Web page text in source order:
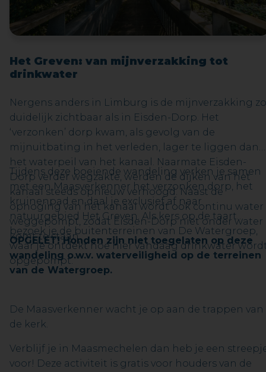
Het Greven: van mijnverzakking tot
drinkwater
Nergens anders in Limburg is de mijnverzakking zo
duidelijk zichtbaar als in Eisden-Dorp. Het
‘verzonken’ dorp kwam, als gevolg van de
mijnuitbating in het verleden, lager te liggen dan
het waterpeil van het kanaal. Naarmate Eisden-
Dorp verder wegzakte, werden de dijken van het
kanaal steeds opnieuw verhoogd. Naast de
ophoging van het kanaal wordt ook continu water
weggepompt, zodat Eisden-Dorp niet onder water
komt te staan.
Tijdens deze boeiende wandeling verken je samen
met een Maasverkenner het verzonken dorp, het
kruinenpad en daal je exclusief af naar
natuurgebied Het Greven. Als kers op de taart
bezoek je de buitenterreinen van De Watergroep,
waar je ontdekt hoe hier vandaag drinkwater
opgepompt.
OPGELET! Honden zijn niet toegelaten op deze
wandeling o.w.v. waterveiligheid op de terreinen
van de Watergroep.
De Maasverkenner wacht je op aan de trappen van
de kerk.
Verblijf je in Maasmechelen dan heb je een
voor! Deze activiteit is gratis voor houders van de